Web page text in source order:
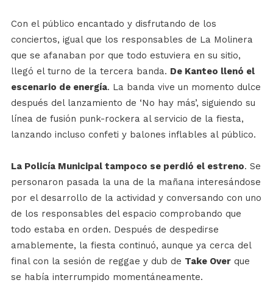
Con el público encantado y disfrutando de los
conciertos, igual que los responsables de La Molinera
que se afanaban por que todo estuviera en su sitio,
llegó el turno de la tercera banda. De Kanteo llenó el
escenario de energía. La banda vive un momento dulce
después del lanzamiento de ‘No hay más’, siguiendo su
línea de fusión punk-rockera al servicio de la fiesta,
lanzando incluso confeti y balones inflables al público.
La Policía Municipal tampoco se perdió el estreno. Se
personaron pasada la una de la mañana interesándose
por el desarrollo de la actividad y conversando con uno
de los responsables del espacio comprobando que
todo estaba en orden. Después de despedirse
amablemente, la fiesta continuó, aunque ya cerca del
final con la sesión de reggae y dub de Take Overque
se había interrumpido momentáneamente.